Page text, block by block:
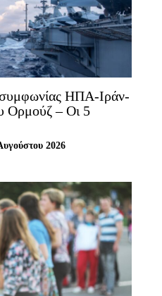
ΗΠΑ-Ιράν-
Ορμούζ – Οι 5
2026